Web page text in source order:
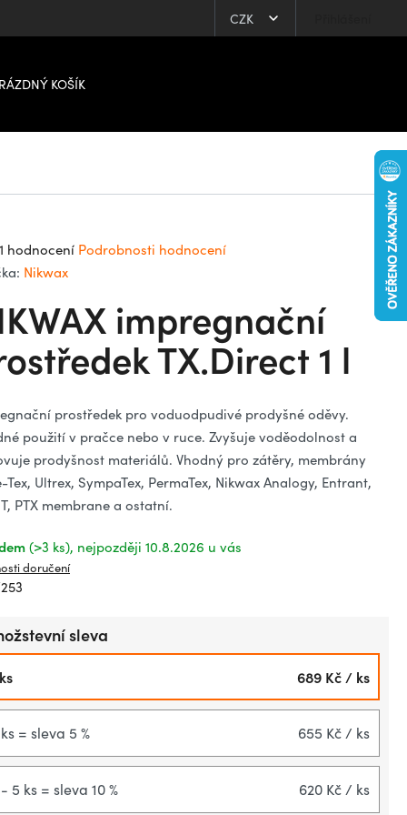
CZK
KOŠÍK
impregnační
TX.Direct 1 l
1 hodnocení Podrobnosti hodnocení
Nikwax
prostředek pro voduodpudivé prodyšné oděvy.
použití v pračce nebo v ruce. Zvyšuje voděodolnost a
prodyšnost materiálů. Vhodný pro zátěry, membrány
Tex, Ultrex, SympaTex, PermaTex, Nikwax Analogy, Entrant,
PTX membrane a ostatní.
(>3 ks) 10.8.2026
doručení
sleva
689 Kč / ks
= sleva 5 % 655 Kč / ks
5 ks = sleva 10 % 620 Kč / ks